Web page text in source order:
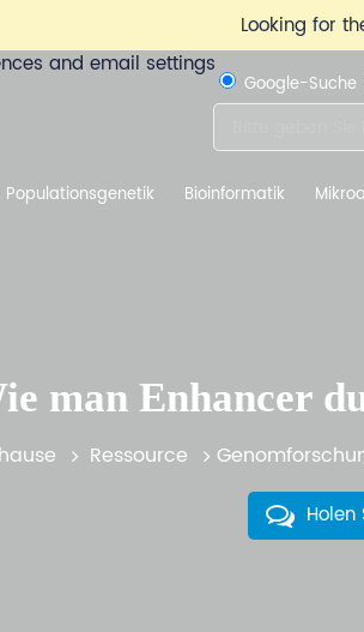
Looking for
Google-Suche
Populationsgenetik Bioinformatik
man Enhancer
Ressource